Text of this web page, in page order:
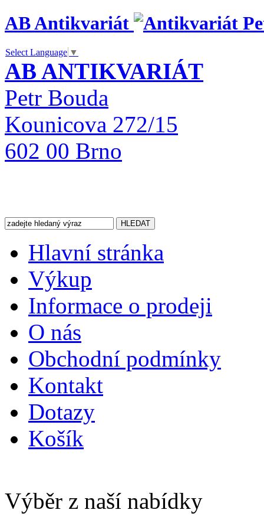
AB Antikvariát
Select Language ▼
AB ANTIKVARIÁT
Petr Bouda
Kounicova 272/15
602 00 Brno
Hlavní stránka
Výkup
Informace o prodeji
O nás
Obchodní podmínky
Kontakt
Dotazy
Košík
Výběr z naší nabídky